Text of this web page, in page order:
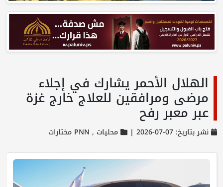
الهلال الأحمر يشارك في إجلاء
مرضى ومرافقين للعلاج خارج غزة
عبر معبر رفح
نشر بتاريخ: 07-07-2026 | محليات , PNN مختارات